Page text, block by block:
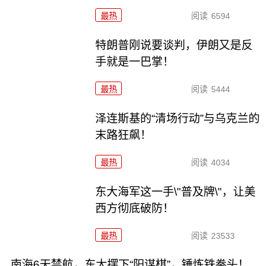
最热 阅读 6594
特朗普刚说要谈判，伊朗又是反
手就是一巴掌！
最热 阅读 5444
泽连斯基的“清场行动”与乌克兰的
末路狂飙！
最热 阅读 4034
东大海军这一手\"普及牌\"，让美
西方彻底破防！
最热 阅读 23533